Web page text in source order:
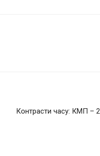
Контрасти часу: КМП –